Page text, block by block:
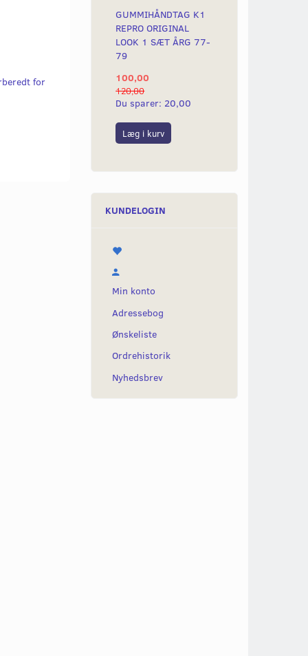
for
GUMMIHÅNDTAG K1
REPRO ORIGINAL
LOOK 1 SÆT ÅRG 77-
79
100,00
120,00
Du sparer: 20,00
Læg i kurv
KUNDELOGIN
Min konto
Adressebog
Ønskeliste
Ordrehistorik
Nyhedsbrev